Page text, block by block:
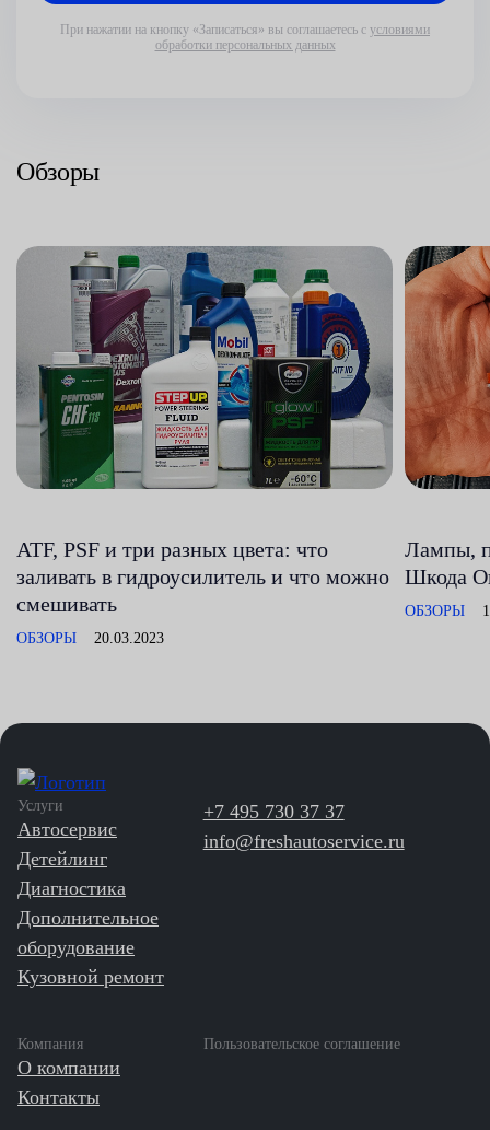
При нажатии на кнопку «Записаться» вы соглашаетесь с условиями
обработки персональных данных
Обзоры
ATF, PSF и три разных цвета: что
заливать в гидроусилитель и что можно
смешивать
ОБЗОРЫ 20.03.2023
Лампы,
Шкода
ОБЗОРЫ
Услуги
Автосервис
Детейлинг
Диагностика
Дополнительное
оборудование
Кузовной ремонт
Компания
О компании
Контакты
Пользовательское соглашение
+7 495 730 37 37
info@freshautoservice.ru